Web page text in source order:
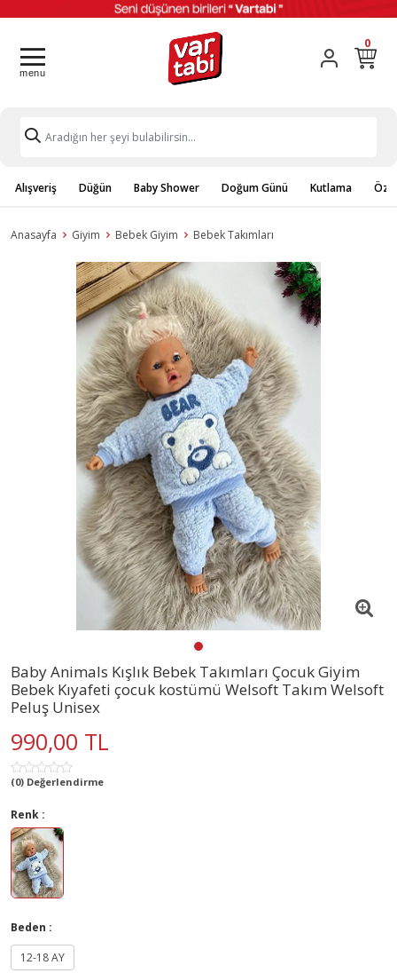
0
Alışveriş Düğün Baby Shower Doğum Günü Kutlama
Anasayfa Giyim Bebek Giyim Bebek Takımları
Baby Animals Kışlık Bebek Takımları Çocuk Giyim
Bebek Kıyafeti çocuk kostümü Welsoft Takım Welsoft
Peluş Unisex
990,00 TL
(0) Değerlendirme
Renk :
Beden :
12-18 AY